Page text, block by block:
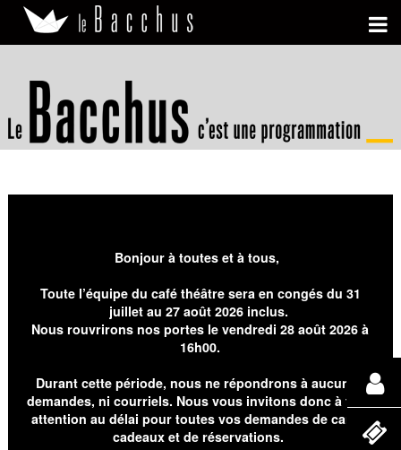
Bonjour à toutes et à tous,
Toute l’équipe du café théâtre sera en congés du 31
juillet au 27 août 2026 inclus.
Nous rouvrirons nos portes le vendredi 28 août 2026 à
16h00.
Durant cette période, nous ne répondrons à aucunes
demandes, ni courriels. Nous vous invitons donc à faire
attention au délai pour toutes vos demandes de cartes
cadeaux et de réservations.